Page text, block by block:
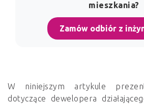
mieszkania?
Zamów odbiór z
W niniejszym artykule
dotyczące dewelopera